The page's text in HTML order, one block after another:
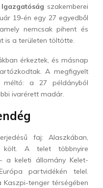
szakemberei
19-én egy 27 egyedből
nemcsak pihent és
is a területen töltötte.
érkeztek, és másnap
A megfigyelt
méltó: a 27 példányból
ivarérett madár.
faj: Alaszkában,
költ. A telet többnyire
a keleti állomány Kelet-
partvidékén telel.
Kaszpi-tenger térségében